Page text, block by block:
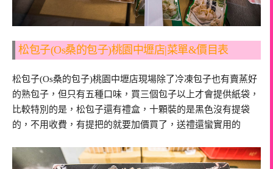
松包子(Os桑的包子)桃園中壢店|菜單&價目表
松包子(Os桑的包子)桃園中壢店現場除了冷凍包子也有賣蒸好
的熟包子，但只有五種口味，買三個包子以上才會提供紙袋，
比較特別的是，松包子還有禮盒，十顆裝的是黑色沒有提袋
的，不用收費，有提把的就要加價買了，送禮還蠻實用的